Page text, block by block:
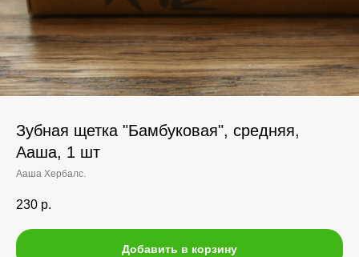
Зубная щетка "Бамбуковая", средняя,
Ааша, 1 шт
Ааша Хербалс.
230 р.
Добавить в корзину